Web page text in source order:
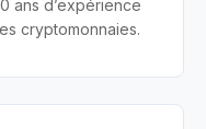
ans d’expérience
cryptomonnaies.